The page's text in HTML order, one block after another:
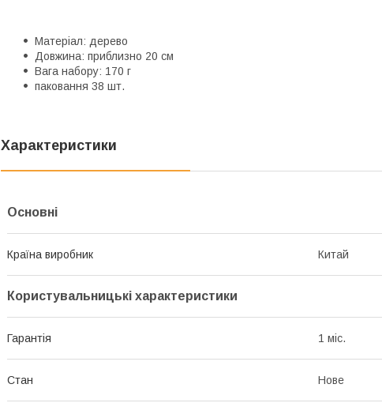
Матеріал: дерево
Довжина: приблизно 20 см
Вага набору: 170 г
паковання 38 шт.
Характеристики
Основні
Країна виробник Китай
Користувальницькі характеристики
Гарантія 1 міс.
Стан Нове